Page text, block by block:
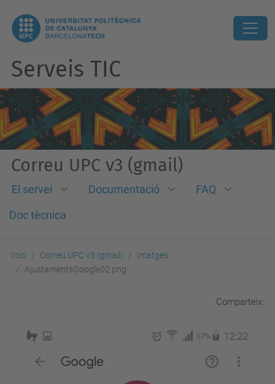
Serveis TIC
Correu UPC v3 (gmail)
El servei Documentació
FAQ
Doc tècnica
Inici Correu UPC v3 (gmail)
Imatges
AjustamentsGoogle02.png
Comparteix: